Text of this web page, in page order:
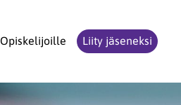
Opiskelijoille Liity jäseneksi